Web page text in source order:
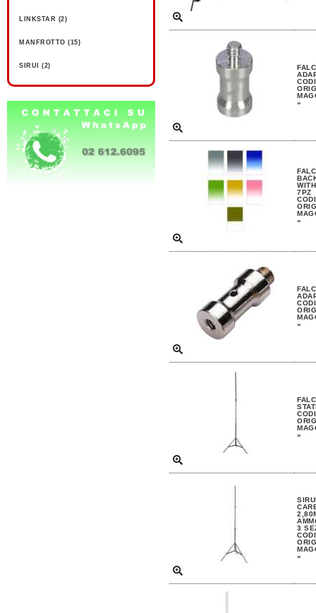
LINKSTAR (2)
MANFROTTO (15)
SIRUI (2)
»
7PZ
»
»
»
3
»